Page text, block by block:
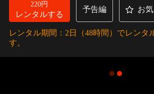
220円
レンタルする
予告編 お
レンタル期間：2日（48時間）でレンタ
す。